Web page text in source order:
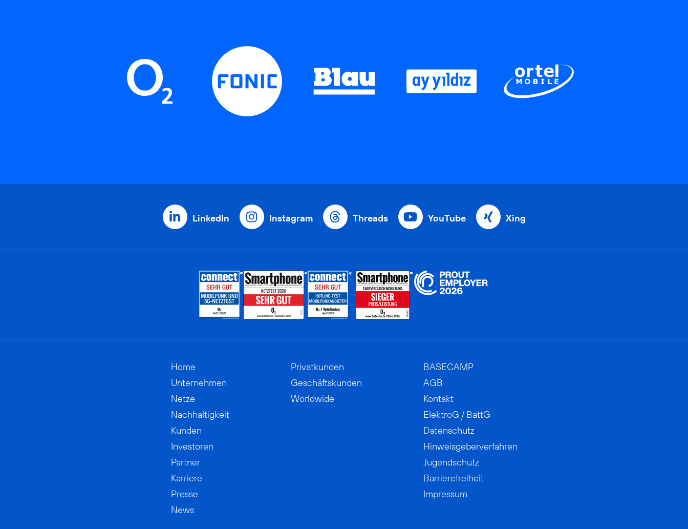
LinkedIn Instagram Threads YouTube Xing
Home
Unternehmen
Netze
Nachhaltigkeit
Kunden
Investoren
Partner
Karriere
Presse
News
Privatkunden
Geschäftskunden
Worldwide
BASECAMP
AGB
Kontakt
ElektroG / BattG
Datenschutz
Hinweisgeberverfahren
Jugendschutz
Barrierefreiheit
Impressum